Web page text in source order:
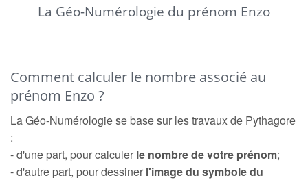
La Géo-Numérologie du prénom Enzo
Comment calculer le nombre associé au
prénom Enzo ?
La Géo-Numérologie se base sur les travaux de Pythagore
:
- d'une part, pour calculer le nombre de votre prénom;
- d'autre part, pour dessiner l'image du symbole du